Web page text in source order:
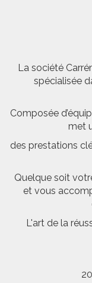
La société
spécialisée
Composée
met
des prestations
Quelque soit
et vous
L'art de la